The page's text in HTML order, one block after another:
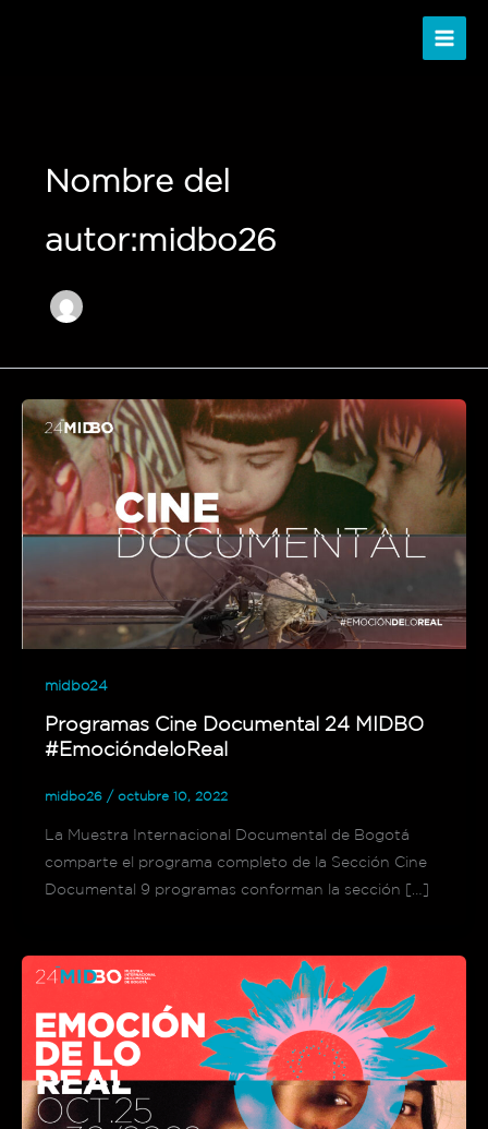
Nombre del
autor:midbo26
midbo24
Programas Cine Documental 24 MIDBO
#EmocióndeloReal
midbo26 / octubre 10, 2022
La Muestra Internacional Documental de Bogotá
comparte el programa completo de la Sección Cine
Documental 9 programas conforman la sección […]